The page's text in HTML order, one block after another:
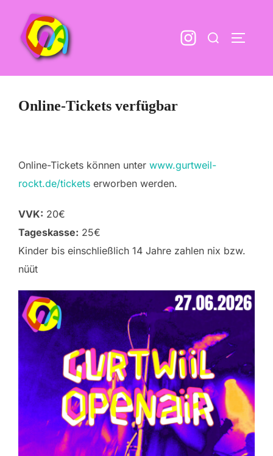
springen
Suchen
Online-Tickets verfügbar
Online-Tickets können unter www.gurtweil-
rockt.de/tickets erworben werden.
VVK: 20€
Tageskasse: 25€
Kinder bis einschließlich 14 Jahre zahlen nix bzw.
nüüt